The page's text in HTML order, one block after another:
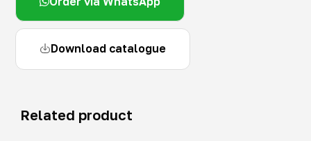
Download catalogue
Related product